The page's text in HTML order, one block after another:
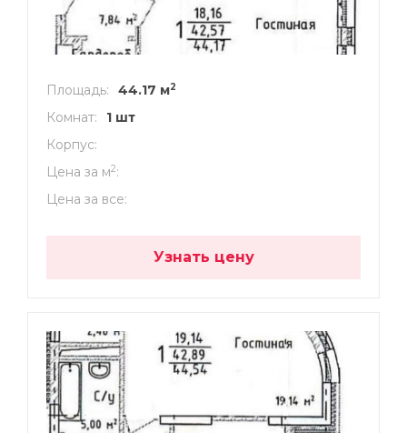
Площадь 44.17 м2
Комнат
1 шт
Корпус
Цена за м2
Цена за все
Узнать цену